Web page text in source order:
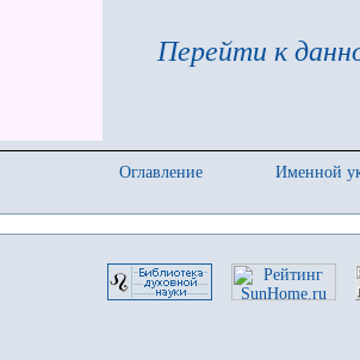
Перейти к
Оглавление
Именной